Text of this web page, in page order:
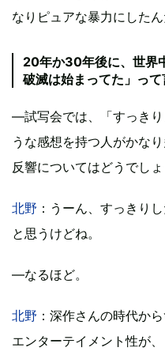
なりピュアな暴力にしたん
20年か30年後に、世界
破滅は始まってた」っ
―試写会では、「すっき
うな感想を持つ人がかな
反響についてはどうでしょ
北野 ：うーん、すっきり
と思うけどね。
―なるほど。
北野 ：深作さんの時代か
エンターテイメント性が